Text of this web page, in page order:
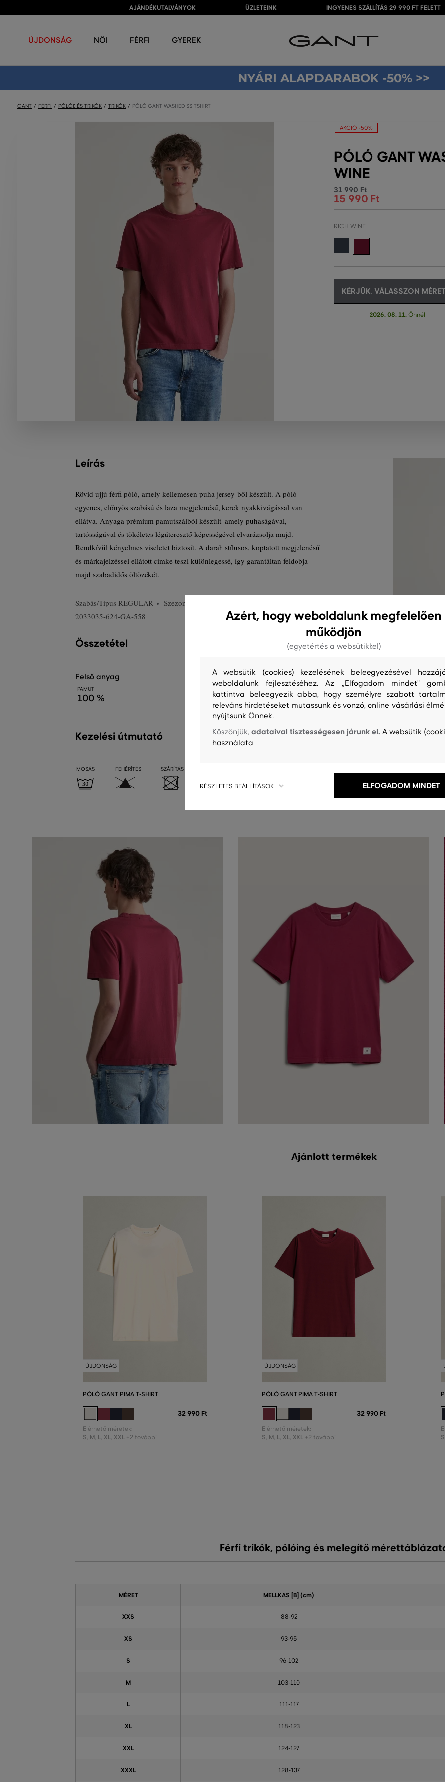
AJÁNDÉKUTALVÁNYOK ÜZLETEINK INGYENES SZÁLLÍTÁS 29 990 FT FELETT
ÚJDONSÁG NŐI FÉRFI GYEREK
NYÁRI ALAPDARABOK -50% >>
GANT FÉRFI PÓLÓK ÉS TRIKÓK TRIKÓK PÓLÓ GANT WASHED SS TSHIRT
AKCIÓ -50%
PÓLÓ GANT
WINE
31 990 Ft
15 990 Ft
RICH WINE
KÉRJÜK, VÁLASSZON
2026. 08. 11.Önnél
Leírás
Rövid ujjú férfi póló, amely kellemesen puha jersey-ből készült. A póló
egyenes, előnyös szabású és laza megjelenésű, kerek nyakkivágással van
ellátva. Anyaga prémium pamutszálból készült, amely puhaságával,
tartósságával és tökéletes légáteresztő képességével elvarázsolja majd.
Rendkívül kényelmes viseletet biztosít. A darab stílusos, koptatott megjelenésű
és márkajelzéssel ellátott címke teszi különlegessé, így garantáltan feldobja
majd szabadidős öltözékét.
Szabás/Típus REGULAR Szezon: FW24
2033035-624-GA-558
Összetétel
felső anyag
PAMUT
100 %
Kezelési útmutató
MOSÁS FEHÉRÍTÉS SZÁRÍTÁS
Ajánlott termékek
ÚJDONSÁG
PÓLÓ GANT PIMA T-SHIRT
32 990 Ft
Elérhető méretek:
S, M, L, XL, XXL +2 további
ÚJDONSÁG
PÓLÓ GANT PIMA T-SHIRT
32 990 Ft
Elérhető méretek:
S, M, L, XL, XXL +2 további S
Férfi trikók, pólóing és melegítő
MÉRET MELLKAS [B] (cm)
XXS 88-92
XS 93-95
S 96-102
M 103-110
L 111-117
XL 118-123
XXL 124-127
XXXL 128-137
Azért, hogy weboldalunk megfelelően
működjön
(egyetértés a websütikkel)
A websütik (cookies) kezelésének beleegyezésével
weboldalunk fejlesztéséhez. Az „Elfogadom mindet"
kattintva beleegyezik abba, hogy személyre szabott
releváns hirdetéseket mutassunk és vonzó, online vásárlási
nyújtsunk Önnek.
Köszönjük,adataival tisztességesen járunk el. A websütik
használata
RÉSZLETES BEÁLLÍTÁSOK ELFOGADOM MINDET